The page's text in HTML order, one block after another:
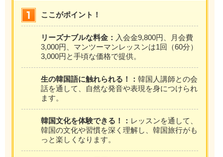
ここがポイント！
リーズナブルな料金： 入会金9,800円、月会費
3,000円、マンツーマンレッスンは1回（60分）
3,000円と手頃な価格で提供。
生の韓国語に触れられる！： 韓国人講師との会
話を通して、自然な発音や表現を身につけられ
ます。
韓国文化を体験できる！： レッスンを通して、
韓国の文化や習慣を深く理解し、韓国旅行がも
っと楽しくなります。